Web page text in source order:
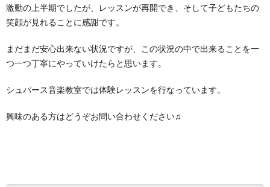
激動の上半期でしたが、レッスンが再開でき、そして子どもたちの
笑顔が見れることに感謝です。
まだまだ安心出来ない状況ですが、この状況の中で出来ることを一
つ一つ丁寧にやっていけたらと思います。
シュパース音楽教室では体験レッスンを行なっています。
興味のある方はどうぞお問い合わせください♫